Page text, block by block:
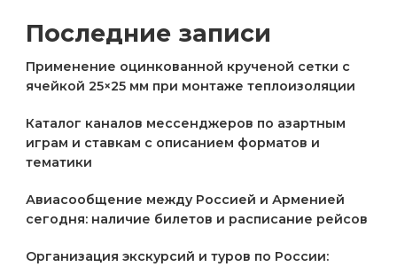
Последние записи
Применение оцинкованной крученой сетки с
ячейкой 25×25 мм при монтаже теплоизоляции
Каталог каналов мессенджеров по азартным
играм и ставкам с описанием форматов и
тематики
Авиасообщение между Россией и Арменией
сегодня: наличие билетов и расписание рейсов
Организация экскурсий и туров по России: